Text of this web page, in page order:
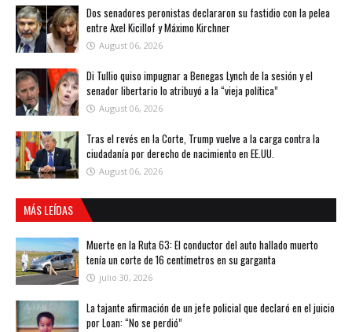
Dos senadores peronistas declararon su fastidio con la pelea
entre Axel Kicillof y Máximo Kirchner
August 06, 2026
Di Tullio quiso impugnar a Benegas Lynch de la sesión y el
senador libertario lo atribuyó a la “vieja política”
August 06, 2026
Tras el revés en la Corte, Trump vuelve a la carga contra la
ciudadanía por derecho de nacimiento en EE.UU.
August 06, 2026
MÁS LEÍDAS
Muerte en la Ruta 63: El conductor del auto hallado muerto
tenía un corte de 16 centímetros en su garganta
julio 30, 2026
La tajante afirmación de un jefe policial que declaró en el juicio
por Loan: “No se perdió”